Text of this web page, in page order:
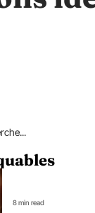
8 min read